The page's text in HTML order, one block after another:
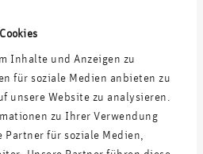
Inhalte und Anzeigen zu
für soziale Medien anbieten zu
unsere Website zu analysieren.
zu Ihrer Verwendung
für soziale Medien,
Logistiker
Roadmap für einen